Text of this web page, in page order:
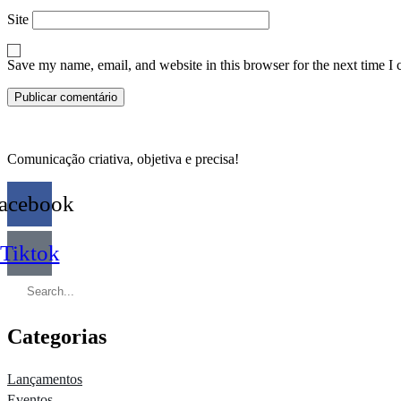
Site
Save my name, email, and website in this browser for the next time I
Comunicação criativa, objetiva e precisa!
Tiktok
Categorias
Lançamentos